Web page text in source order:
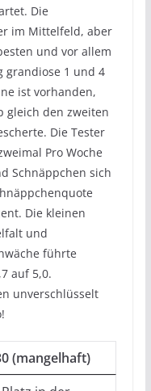
Die
im Mittelfeld, aber
und vor allem
grandiose 1 und 4
ist vorhanden,
gleich den zweiten
Die Tester
Pro Woche
Schnäppchen sich
Die kleinen
und
führte
auf 5,0.
unverschlüsselt
(mangelhaft)